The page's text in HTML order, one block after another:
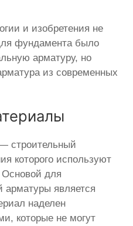
и изобретения не
фундамента было
арматуру, но
из современных
строительный
которого используют
Основой для
арматуры является
наделен
которые не могут